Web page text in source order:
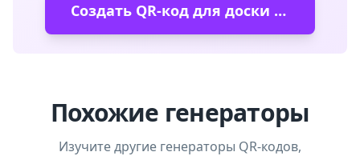
Создать QR-код для доски Miro
Похожие генераторы
Изучите другие генераторы QR-кодов,